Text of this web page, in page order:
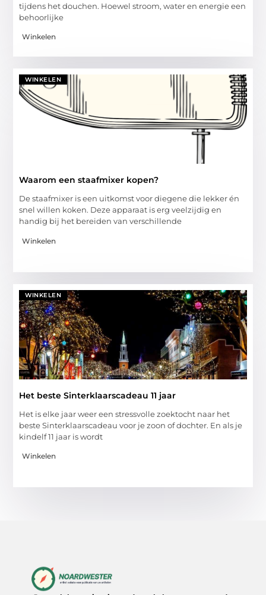
tijdens het douchen. Hoewel stroom, water en energie een
behoorlijke
Winkelen
WINKELEN
Waarom een staafmixer kopen?
De staafmixer is een uitkomst voor diegene die lekker én
snel willen koken. Deze apparaat is erg veelzijdig en
handig bij het bereiden van verschillende
Winkelen
WINKELEN
Het beste Sinterklaarscadeau 11 jaar
Het is elke jaar weer een stressvolle zoektocht naar het
beste Sinterklaarscadeau voor je zoon of dochter. En als je
kindelf 11 jaar is wordt
Winkelen